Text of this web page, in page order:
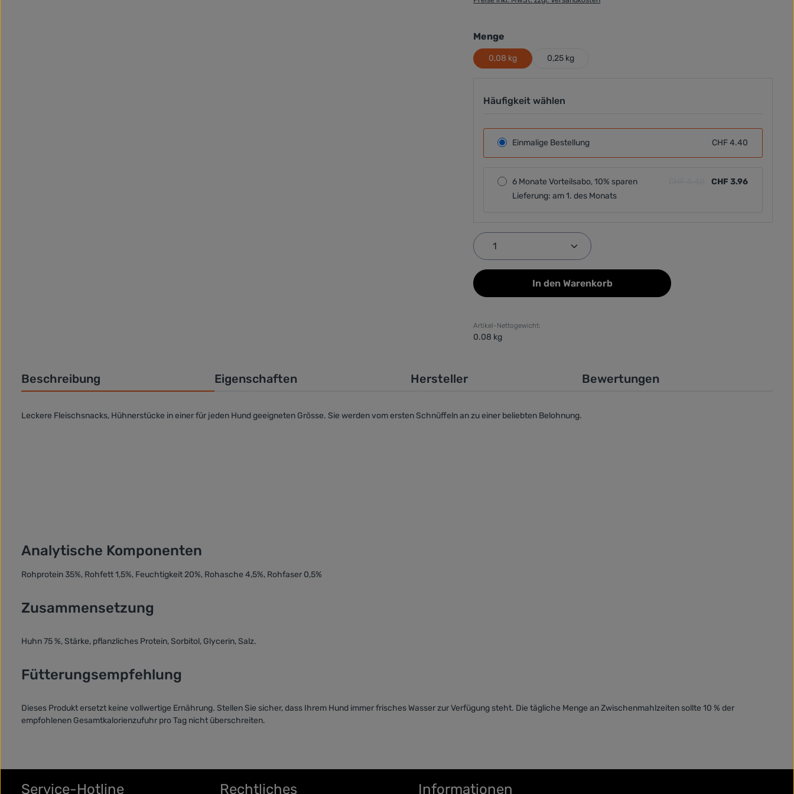
Menge
0,08 kg 0,25 kg
Häufigkeit wählen
Einmalige Bestellung CHF 4.40
6 Monate Vorteilsabo, 10% sparen
CHF 3.96
Lieferung: am 1. des Monats
Produkt Anzahl: Gib den gewünschten Wert ein
In den Warenkorb
Artikel-Nettogewicht:
0.08 kg
Beschreibung Eigenschaften Hersteller Bewertungen
Leckere Fleischsnacks, Hühnerstücke in einer für jeden Hund geeigneten Grösse. Sie werden vom ersten Schnüffeln an zu einer beliebten Belohnung.
Analytische Komponenten
Rohprotein 35%, Rohfett 1,5%, Feuchtigkeit 20%, Rohasche 4,5%, Rohfaser 0,5%
Zusammensetzung
Huhn 75 %, Stärke, pflanzliches Protein‌, Sorbitol, Glycerin, Salz.
Fütterungsempfehlung
Dieses Produkt ersetzt keine vollwertige Ernährung. Stellen Sie sicher, dass Ihrem Hund immer frisches Wasser zur Verfügung steht. Die tägliche Menge an Zwischenmahlzeiten sollte 10 % der
empfohlenen Gesamtkalorienzufuhr pro Tag nicht überschreiten.
Service-Hotline Rechtliches Informationen